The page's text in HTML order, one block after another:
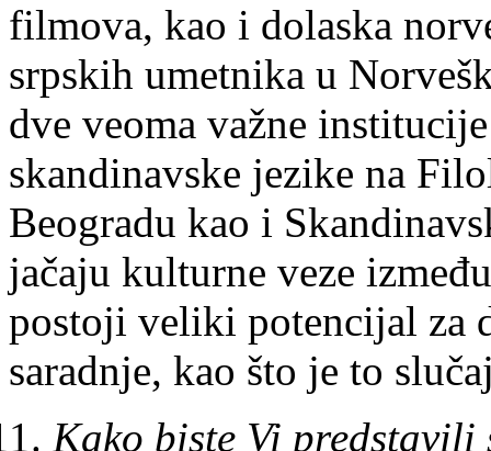
filmova, kao i dolaska
srpskih umetnika u
dve veoma važne
skandinavske jezike na
Beogradu kao i
jačaju kulturne veze
postoji veliki potencijal za
saradnje, kao što je to
Kako biste Vi